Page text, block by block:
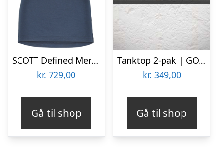
SCOTT Defined Merino – Tanktop – Dame – Metal-Blå – Str. M
kr. 729,00
Gå til shop
Tanktop 2-pak | GOTS bomuld | Hvid
kr. 349,00
Gå til shop